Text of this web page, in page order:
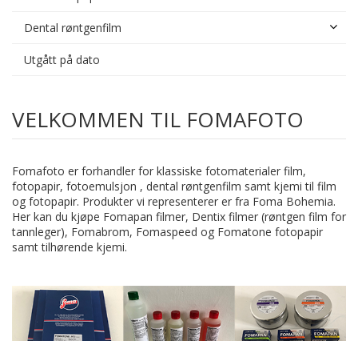
Dental røntgenfilm
Utgått på dato
VELKOMMEN TIL FOMAFOTO
Fomafoto er forhandler for klassiske fotomaterialer film,
fotopapir, fotoemulsjon , dental røntgenfilm samt kjemi til film
og fotopapir. Produkter vi representerer er fra Foma Bohemia.
Her kan du kjøpe Fomapan filmer, Dentix filmer (røntgen film for
tannleger), Fomabrom, Fomaspeed og Fomatone fotopapir
samt tilhørende kjemi.